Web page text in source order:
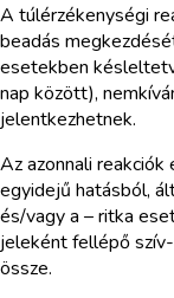
A túlérzékenységi
beadás
esetekben
nap között),
jelentkezhetnek.
Az azonnali
egyidejű hatásból,
és/vagy a – ritka
jeleként fellépő
össze.